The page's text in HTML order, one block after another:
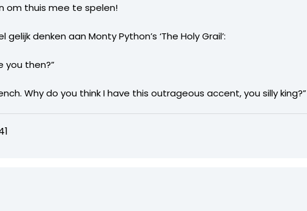
om thuis mee te spelen!
denken aan Monty Python’s ‘The Holy Grail’:
you then?”
Why do you think I have this outrageous accent, you silly king?”